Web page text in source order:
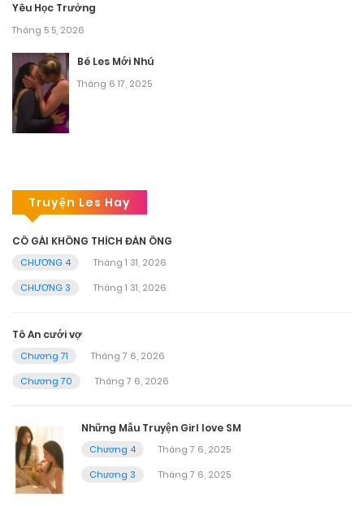
Yêu Học Trưởng
Tháng 5 5, 2026
Bé Les Mới Nhú
Tháng 6 17, 2025
Truyện Les Hay
CÔ GÁI KHÔNG THÍCH ĐÀN ÔNG
CHƯƠNG 4
Tháng 1 31, 2026
CHƯƠNG 3
Tháng 1 31, 2026
Tô An cưới vợ
Chương 71
Tháng 7 6, 2026
Chương 70
Tháng 7 6, 2026
Những Mẫu Truyện Girl love SM
Chương 4
Tháng 7 6, 2025
Chương 3
Tháng 7 6, 2025